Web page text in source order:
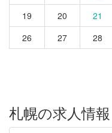
19
20 21
26
27 28
札幌の求人情報